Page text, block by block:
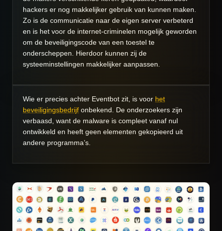
hackers er nog makkelijker gebruik van kunnen maken.
Zo is de communicatie naar de eigen server verbeterd
en is het voor de internet-criminelen mogelijk geworden
om de beveiligingscode van een toestel te
onderscheppen. Hierdoor kunnen zij de
systeeminstellingen makkelijker aanpassen.
Wie er precies achter Eventbot zit, is voor het
beveiligingsbedrijf onbekend. De onderzoekers zijn
verbaasd, want de malware is compleet vanaf nul
ontwikkeld en heeft geen elementen gekopieerd uit
andere programma’s.